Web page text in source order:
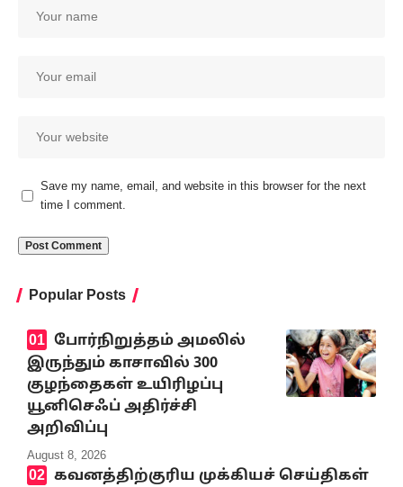
Save my name, email, and website in this browser for the next
time I comment.
Popular Posts
போர்நிறுத்தம் அமலில்
இருந்தும் காசாவில் 300
குழந்தைகள் உயிரிழப்பு
யூனிசெஃப் அதிர்ச்சி
அறிவிப்பு
August 8, 2026
கவனத்திற்குரிய முக்கியச் செய்திகள்